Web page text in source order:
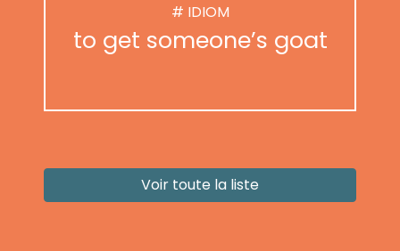
# IDIOM
to get someone’s goat
Voir toute la liste